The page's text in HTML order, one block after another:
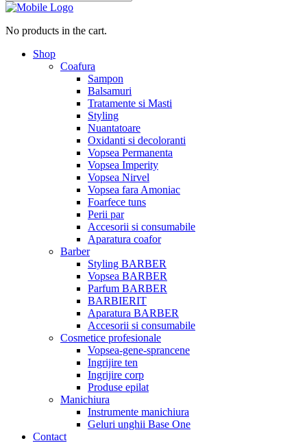
No products in the cart.
Shop
Coafura
Sampon
Balsamuri
Tratamente si Masti
Styling
Nuantatoare
Oxidanti si decoloranti
Vopsea Permanenta
Vopsea Imperity
Vopsea Nirvel
Vopsea fara Amoniac
Foarfece tuns
Perii par
Accesorii si consumabile
Aparatura coafor
Barber
Styling BARBER
Vopsea BARBER
Parfum BARBER
BARBIERIT
Aparatura BARBER
Accesorii si consumabile
Cosmetice profesionale
Vopsea-gene-sprancene
Ingrijire ten
Ingrijire corp
Produse epilat
Manichiura
Instrumente manichiura
Geluri unghii Base One
Contact